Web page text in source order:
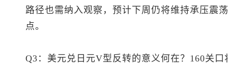
路径也需纳入观察，预计下周仍将维持承压震
点。
Q3： 美元兑日元V型反转的意义何在？160关口